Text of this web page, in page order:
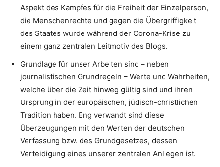
Aspekt des Kampfes für die Freiheit der Einzelperson,
die Menschenrechte und gegen die Übergriffigkeit
des Staates wurde während der Corona-Krise zu
einem ganz zentralen Leitmotiv des Blogs.
Grundlage für unser Arbeiten sind – neben
journalistischen Grundregeln – Werte und Wahrheiten,
welche über die Zeit hinweg gültig sind und ihren
Ursprung in der europäischen, jüdisch-christlichen
Tradition haben. Eng verwandt sind diese
Überzeugungen mit den Werten der deutschen
Verfassung bzw. des Grundgesetzes, dessen
Verteidigung eines unserer zentralen Anliegen ist.